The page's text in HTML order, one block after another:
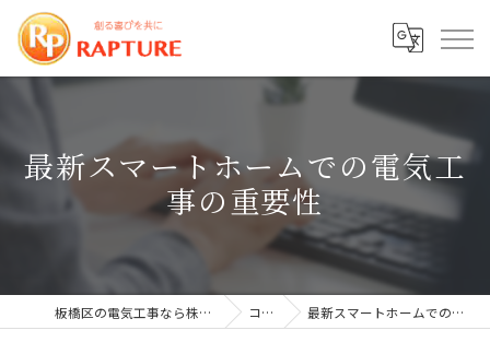
最新スマートホームでの電気工
事の重要性
板橋区の電気工事なら株式会社ラプチャー コラム 最新スマートホームでの電気工事の重要性